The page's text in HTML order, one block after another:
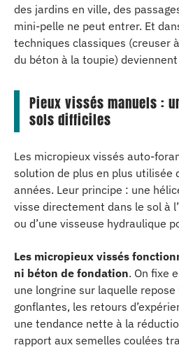
des jardins en ville, des
mini-pelle ne peut entrer. Et
techniques classiques (creuser
du béton à la toupie)
Pieux vissés manuels :
sols difficiles
Les micropieux vissés auto-
solution de plus en plus utilisée
années. Leur principe : une
visse directement dans le sol à
ou d’une visseuse hydraulique
Les micropieux vissés
ni béton de fondation. On fixe
une longrine sur laquelle
gonflantes, les retours
une tendance nette à la
rapport aux semelles coulées